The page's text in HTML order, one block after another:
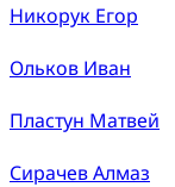
Никорук Егор
Ольков Иван
Пластун Матвей
Сирачев Алмаз